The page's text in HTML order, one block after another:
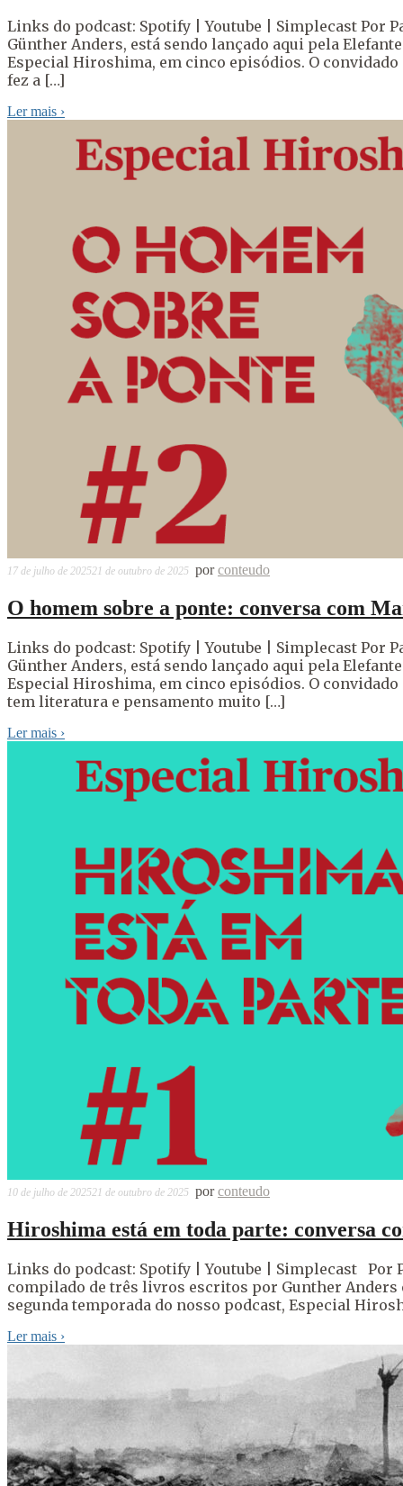
Links do podcast: Spotify | Youtube | Simplecast Por
Günther Anders, está sendo lançado aqui pela
Especial Hiroshima, em cinco episódios. O
fez a […]
Ler mais ›
17 de julho de 202521 de outubro de 2025 porconteudo
O homem sobre a ponte: conversa com
Links do podcast: Spotify | Youtube | Simplecast Por
Günther Anders, está sendo lançado aqui pela
Especial Hiroshima, em cinco episódios. O
tem literatura e pensamento muito […]
Ler mais ›
10 de julho de 202521 de outubro de 2025 porconteudo
Hiroshima está em toda parte: conversa
Links do podcast: Spotify | Youtube | Simplecast Por
compilado de três livros escritos por Gunther Anders
segunda temporada do nosso podcast, Especial
Ler mais ›